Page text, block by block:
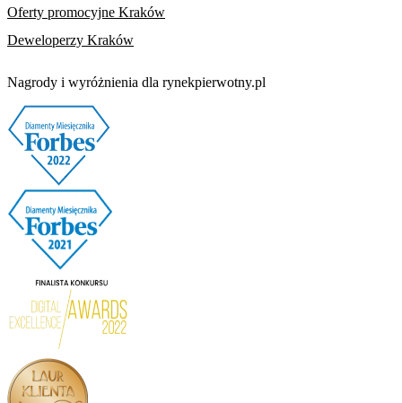
Oferty promocyjne Kraków
Deweloperzy Kraków
Nagrody i wyróżnienia dla rynekpierwotny.pl